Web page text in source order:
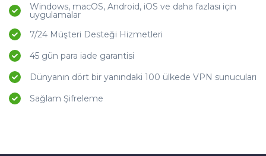
Windows, macOS, Android, iOS ve daha fazlası için
uygulamalar
7/24 Müşteri Desteği Hizmetleri
45 gün para iade garantisi
Dünyanın dört bir yanındaki 100 ülkede VPN sunucuları
Sağlam Şifreleme